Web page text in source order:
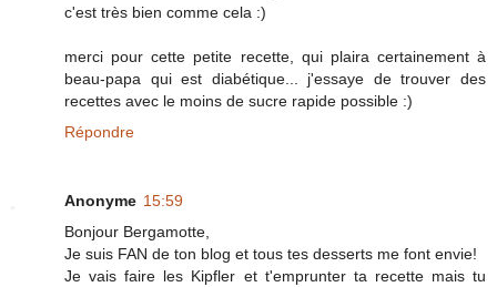
c'est très bien comme cela :)
merci pour cette petite recette, qui plaira certainement à
beau-papa qui est diabétique... j'essaye de trouver des
recettes avec le moins de sucre rapide possible :)
Répondre
Anonyme 15:59
Bonjour Bergamotte,
Je suis FAN de ton blog et tous tes desserts me font envie!
Je vais faire les Kipfler et t'emprunter ta recette mais tu